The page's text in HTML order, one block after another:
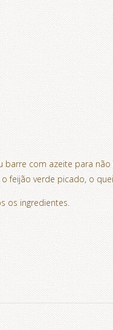
com azeite para
feijão verde picado, o
os ingredientes.